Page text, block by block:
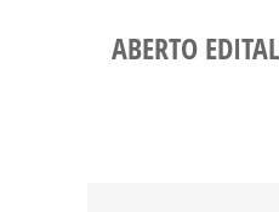
ABERTO